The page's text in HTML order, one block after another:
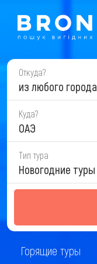
Откуда?
из любого города
Куда?
ОАЭ
Тип тура
Новогодние туры
Горящие туры